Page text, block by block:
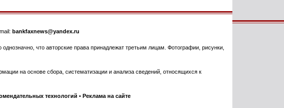
bankfaxnews@yandex.ru
что авторские права принадлежат третьим лицам. Фотографии, рисунки,
на основе сбора, систематизации и анализа сведений, относящихся к
технологий • Реклама на сайте